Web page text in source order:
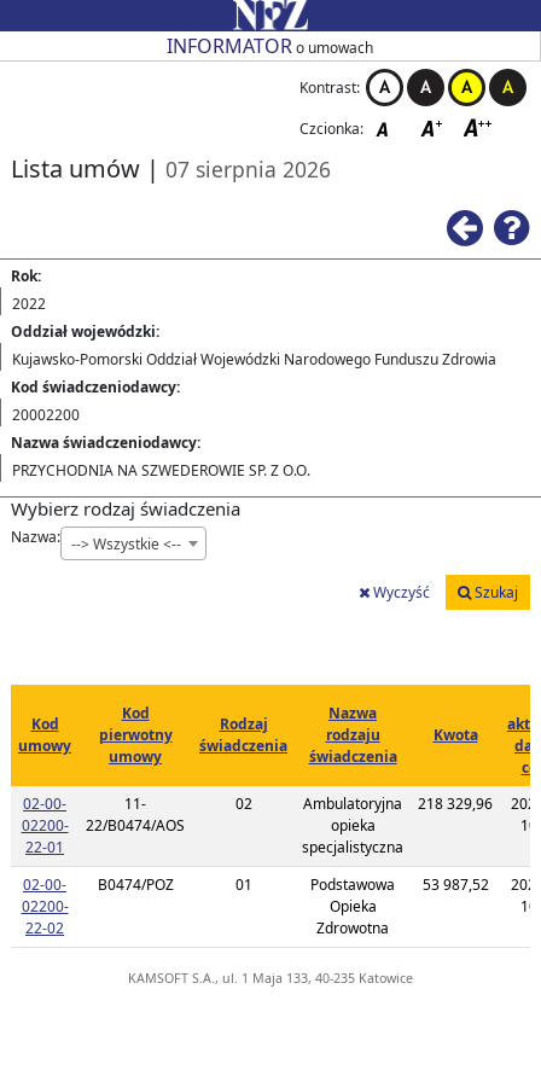
Przejdź do strony głównejINFORMATORo umowach
Kontrast:
Czcionka:
Lista umów | 07 sierpnia 2026
Rok:
2022
Oddział wojewódzki:
Kujawsko-Pomorski Oddział Wojewódzki Narodowego Funduszu Zdrowia
Kod świadczeniodawcy:
20002200
Nazwa świadczeniodawcy:
PRZYCHODNIA NA SZWEDEROWIE SP. Z O.O.
Wybierz rodzaj świadczenia
Nazwa: --> Wszystkie <--
Wyczyść Szukaj
Kod
umowy
Kod
pierwotny
umowy
Rodzaj
świadczenia
Nazwa
rodzaju
świadczenia
Kwota
02-00-
02200-
22-01 Link do listy planu umowy o kodzie 02-00-02200-22-01
11-
22/B0474/AOS
02
Ambulatoryjna
opieka
specjalistyczna
218 329,96
02-00-
02200-
22-02 Link do listy planu umowy o kodzie 02-00-02200-22-02
B0474/POZ 01
Podstawowa
Opieka
Zdrowotna
53 987,52
KAMSOFT S.A., ul. 1 Maja 133, 40-235 Katowice